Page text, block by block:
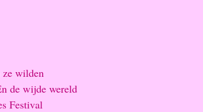
wilden
de wijde wereld
Festival